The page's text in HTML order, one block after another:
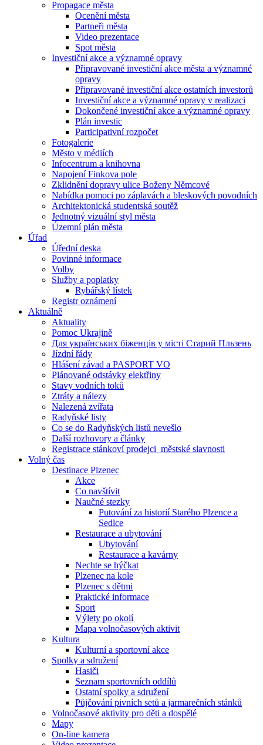
Propagace města
Ocenění města
Partneři města
Video prezentace
Spot města
Investiční akce a významné opravy
Připravované investiční akce města a významné
opravy
Připravované investiční akce ostatních investorů
Investiční akce a významné opravy v realizaci
Dokončené investiční akce a významné opravy
Plán investic
Participativní rozpočet
Fotogalerie
Město v médiích
Infocentrum a knihovna
Napojení Finkova pole
Zklidnění dopravy ulice Boženy Němcové
Nabídka pomoci po záplavách a bleskových povodních
Architektonická studentská soutěž
Jednotný vizuální styl města
Územní plán města
Úřad
Úřední deska
Povinné informace
Volby
Služby a poplatky
Rybářský lístek
Registr oznámení
Aktuálně
Aktuality
Pomoc Ukrajině
Для українських біженців у місті Старий Пльзень
Jízdní řády
Hlášení závad a PASPORT VO
Plánované odstávky elektřiny
Stavy vodních toků
Ztráty a nálezy
Nalezená zvířata
Radyňské listy
Co se do Radyňských listů nevešlo
Další rozhovory a články
Registrace stánkoví prodejci_městské slavnosti
Volný čas
Destinace Plzenec
Akce
Co navštívit
Naučné stezky
Putování za historií Starého Plzence a
Sedlce
Restaurace a ubytování
Ubytování
Restaurace a kavárny
Nechte se hýčkat
Plzenec na kole
Plzenec s dětmi
Praktické informace
Sport
Výlety po okolí
Mapa volnočasových aktivit
Kultura
Kulturní a sportovní akce
Spolky a sdružení
Hasiči
Seznam sportovních oddílů
Ostatní spolky a sdružení
Půjčování pivních setů a jarmarečních stánků
Volnočasové aktivity pro děti a dospělé
Mapy
On-line kamera